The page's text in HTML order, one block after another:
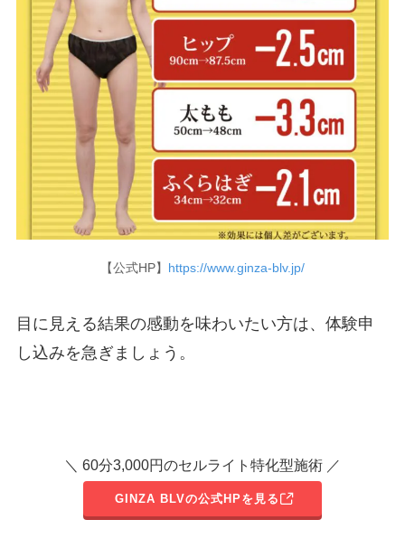
【公式HP】 https://www.ginza-blv.jp/
目に見える結果の感動を味わいたい方は、体験申
し込みを急ぎましょう。
＼ 60分3,000円のセルライト特化型施術 ／
GINZA BLVの公式HPを見る